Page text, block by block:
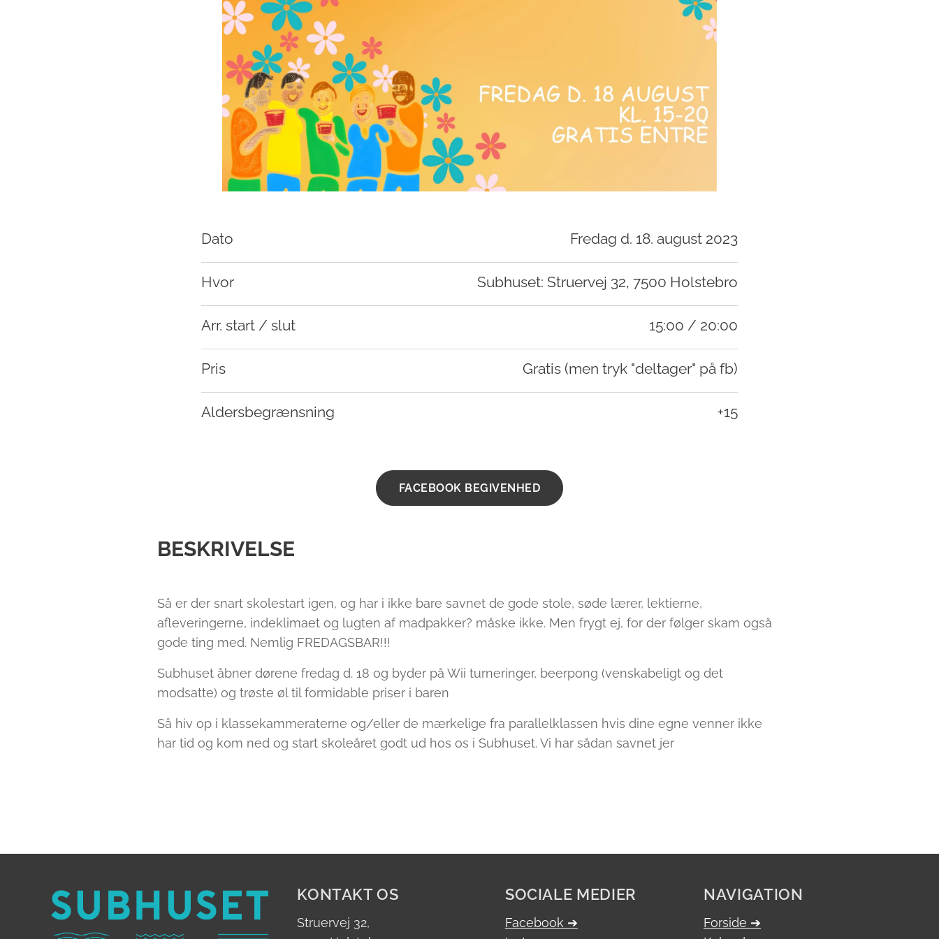
Dato Fredag d. 18. august 2023
Hvor Subhuset: Struervej 32, 7500 Holstebro
Arr. start / slut 15:00 / 20:00
Pris Gratis (men tryk "deltager" på fb)
Aldersbegrænsning +15
FACEBOOK BEGIVENHED
BESKRIVELSE
Så er der snart skolestart igen, og har i ikke bare savnet de gode stole, søde lærer, lektierne,
afleveringerne, indeklimaet og lugten af madpakker? måske ikke. Men frygt ej, for der følger skam også
gode ting med. Nemlig FREDAGSBAR!!!
Subhuset åbner dørene fredag d. 18 og byder på Wii turneringer, beerpong (venskabeligt og det
modsatte) og trøste øl til formidable priser i baren
Så hiv op i klassekammeraterne og/eller de mærkelige fra parallelklassen hvis dine egne venner ikke
har tid og kom ned og start skoleåret godt ud hos os i Subhuset. Vi har sådan savnet jer
KONTAKT OS
Struervej 32,
SOCIALE MEDIER
Facebook ➔
NAVIGATION
Forside ➔